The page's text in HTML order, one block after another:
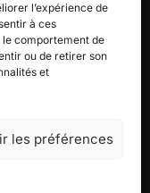
l’expérience de
à ces
comportement de
ou de retirer son
et
les préférences
aux